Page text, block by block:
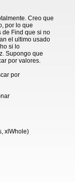
Creo que
por lo que
de Find que si no
el ultimo usado
si lo
Supongo que
por valores.
por
xlWhole)